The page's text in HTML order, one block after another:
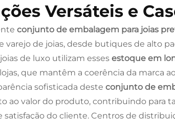
Versáteis e
conjunto de embalagem para joias
varejo de joias, desde butiques de alto
de luxo utilizam esses estoque em
que mantêm a coerência da marca
sofisticada deste conjunto de
ao valor do produto, contribuindo para
satisfação do cliente. Centros de